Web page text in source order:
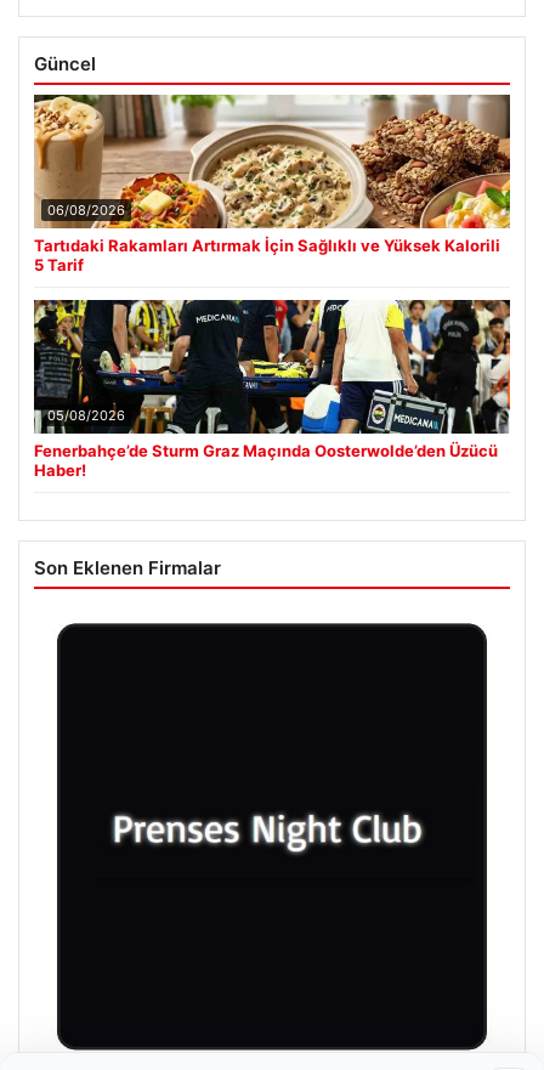
Güncel
06/08/2026
Tartıdaki Rakamları Artırmak İçin Sağlıklı ve Yüksek Kalorili
5 Tarif
05/08/2026
Fenerbahçe’de Sturm Graz Maçında Oosterwolde’den Üzücü
Haber!
Son Eklenen Firmalar